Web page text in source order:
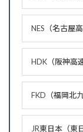
NES（名古屋
HDK（阪神高
FKD（福岡北
JR東日本（東